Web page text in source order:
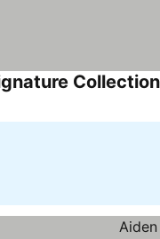
Collection